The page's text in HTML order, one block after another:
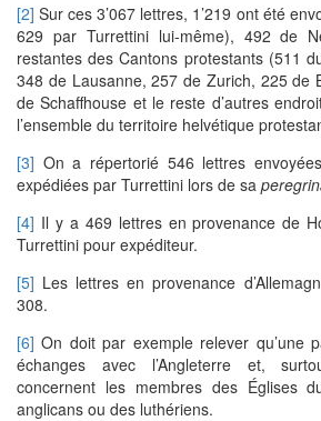
[2] Sur ces 3’067 lettres, 1’219 ont été
629 par Turrettini lui-même), 492 de
restantes des Cantons protestants (511
348 de Lausanne, 257 de Zurich, 225 de
de Schaffhouse et le reste d’autres
l’ensemble du territoire helvétique
[3] On a répertorié 546 lettres
expédiées par Turrettini lors de sa
[4] Il y a 469 lettres en provenance de
Turrettini pour expéditeur.
[5] Les lettres en provenance
308.
[6] On doit par exemple relever qu’une
échanges avec l’Angleterre et,
concernent les membres des Églises
anglicans ou des luthériens.